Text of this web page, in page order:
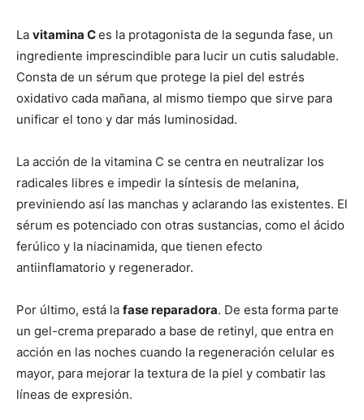
La vitamina Ces la protagonista de la segunda fase, un
ingrediente imprescindible para lucir un cutis saludable.
Consta de un sérum que protege la piel del estrés
oxidativo cada mañana, al mismo tiempo que sirve para
unificar el tono y dar más luminosidad.
La acción de la vitamina C se centra en neutralizar los
radicales libres e impedir la síntesis de melanina,
previniendo así las manchas y aclarando las existentes. El
sérum es potenciado con otras sustancias, como el ácido
ferúlico y la niacinamida, que tienen efecto
antiinflamatorio y regenerador.
Por último, está la fase reparadora. De esta forma parte
un gel-crema preparado a base de retinyl, que entra en
acción en las noches cuando la regeneración celular es
mayor, para mejorar la textura de la piel y combatir las
líneas de expresión.